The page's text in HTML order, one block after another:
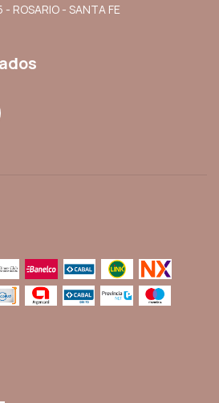
ROSARIO - SANTA FE